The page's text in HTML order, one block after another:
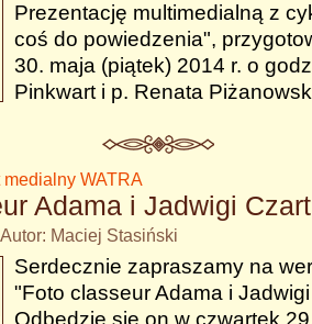
Prezentację multimedialną z
coś do powiedzenia",
30. maja (piątek) 2014 r. o
Pinkwart i p. Renata
medialny WATRA
Adama i Jadwigi
Maciej Stasiński
Serdecznie zapraszamy na
"Foto classeur Adama i
Odbędzie się on w czwartek